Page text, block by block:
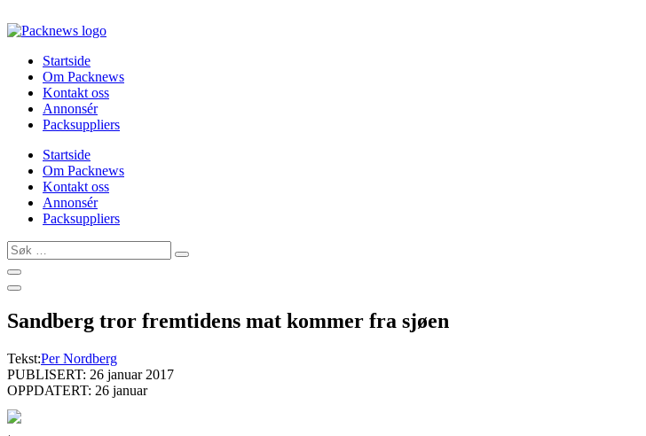
to
Startside
Om Packnews
Kontakt oss
Annonsér
Packsuppliers
Startside
Om Packnews
Kontakt oss
Annonsér
Packsuppliers
Søk
…
Sandberg tror fremtidens mat kommer fra sjøen
Tekst:Per Nordberg
PUBLISERT: 26 januar 2017
OPPDATERT: 26 januar